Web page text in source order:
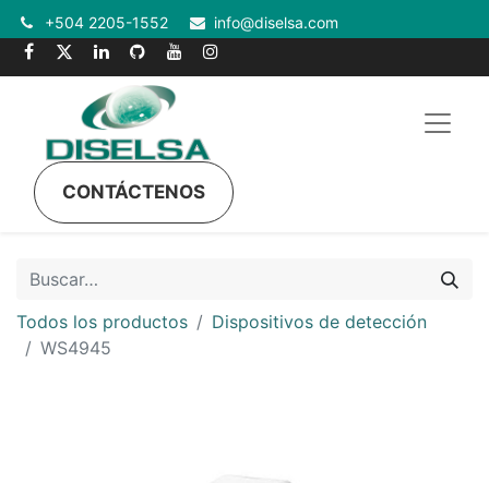
+504 2205-1552 info@diselsa.com
CONTÁCTENOS
Todos los productos
Dispositivos de detección
WS4945